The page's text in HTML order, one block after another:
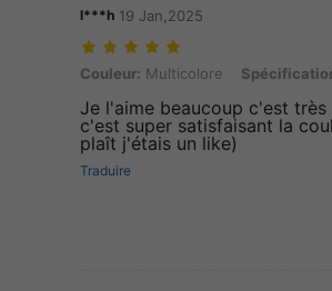
l***h 19 Jan,2025
Couleur: Multicolore, Spécifications
Couleur: Multicolore
Je l'aime beaucoup c'est
c'est super satisfaisant la
plaît j'étais un like)
Traduire